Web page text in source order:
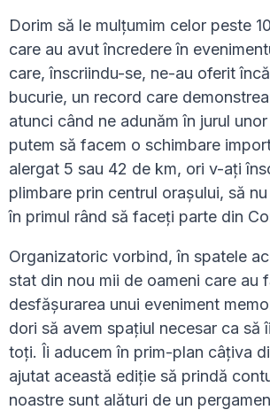
Dorim să le mulțumim celor peste
care au avut încredere în
care, înscriindu-se, ne-au oferit
bucurie, un record care
atunci când ne adunăm în jurul
putem să facem o schimbare
alergat 5 sau 42 de km, ori v-ați
plimbare prin centrul orașului, să
în primul rând să faceți parte din
Organizatoric vorbind, în spatele
stat din nou mii de oameni care au
desfășurarea unui eveniment
dori să avem spațiul necesar ca să
toți. Îi aducem în prim-plan câțiva
ajutat această ediție să prindă
noastre sunt alături de un